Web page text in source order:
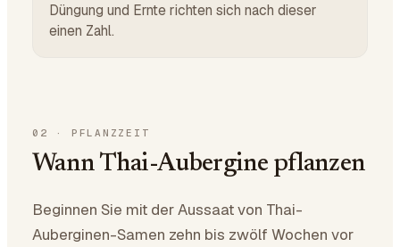
Düngung und Ernte richten sich nach dieser
einen Zahl.
02 · PFLANZZEIT
Wann Thai-Aubergine pflanzen
Beginnen Sie mit der Aussaat von Thai-
Auberginen-Samen zehn bis zwölf Wochen vor